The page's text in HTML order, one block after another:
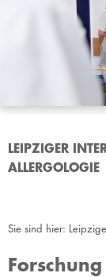
LEIPZIGER
ALLERGOLOGIE
Sie sind hier:
Forschung